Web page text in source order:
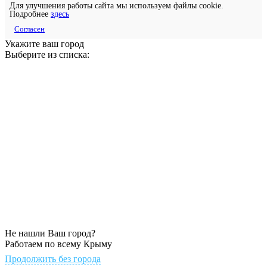
Для улучшения работы сайта мы используем файлы cookie.
Подробнее здесь
Согласен
Укажите ваш город
Выберите из списка:
Не нашли Ваш город?
Работаем по всему Крыму
Продолжить без города